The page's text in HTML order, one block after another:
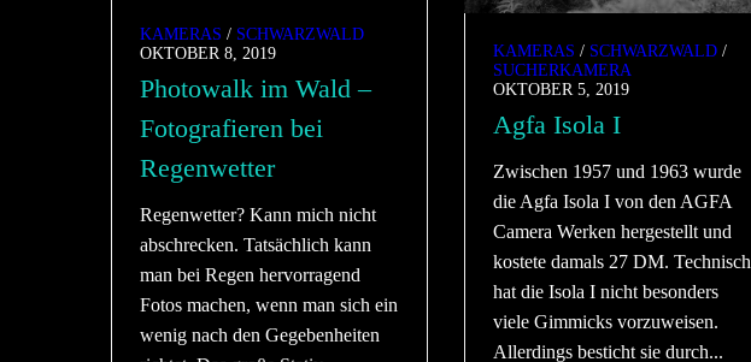
KAMERAS / SCHWARZWALD
OKTOBER 8, 2019
Photowalk im Wald –
Fotografieren bei
Regenwetter
Regenwetter? Kann mich nicht
abschrecken. Tatsächlich kann
man bei Regen hervorragend
Fotos machen, wenn man sich ein
wenig nach den Gegebenheiten
KAMERAS / SCHWARZWALD /
SUCHERKAMERA
OKTOBER 5, 2019
Agfa Isola I
Zwischen 1957 und 1963 wurde
die Agfa Isola I von den AGFA
Camera Werken hergestellt und
kostete damals 27 DM. Technisch
hat die Isola I nicht besonders
viele Gimmicks vorzuweisen.
Allerdings besticht sie durch...